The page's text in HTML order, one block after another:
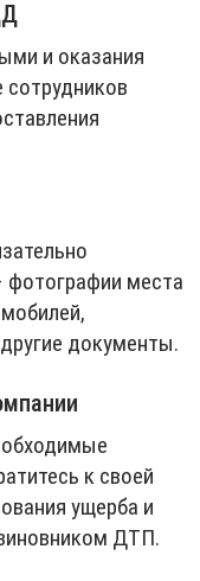
и оказания
фотографии места
документы.
к своей
ущерба и
ДТП.